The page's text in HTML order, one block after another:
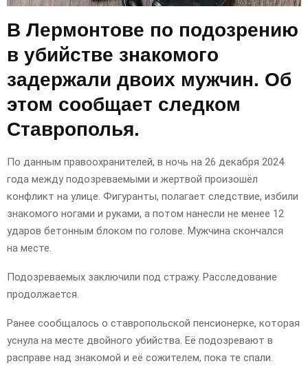
В Лермонтове по подозрению
в убийстве знакомого
задержали двоих мужчин. Об
этом сообщает следком
Ставрополья.
По данным правоохранителей, в ночь на 26 декабря 2024
года между подозреваемыми и жертвой произошёл
конфликт на улице. Фигуранты, полагает следствие, избили
знакомого ногами и руками, а потом нанесли не менее 12
ударов бетонным блоком по голове. Мужчина скончался
на месте.
Подозреваемых заключили под стражу. Расследование
продолжается.
Ранее сообщалось о ставропольской пенсионерке, которая
уснула на месте двойного убийства. Её подозревают в
расправе над знакомой и её сожителем, пока те спали.